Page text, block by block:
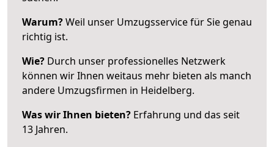
Warum?Weil unser Umzugsservice für Sie genau
richtig ist.
Wie? Durch unser professionelles Netzwerk
können wir Ihnen weitaus mehr bieten als manch
andere Umzugsfirmen in Heidelberg.
Was wir Ihnen bieten? Erfahrung und das seit
13 Jahren.